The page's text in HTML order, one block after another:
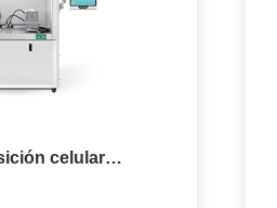
celular